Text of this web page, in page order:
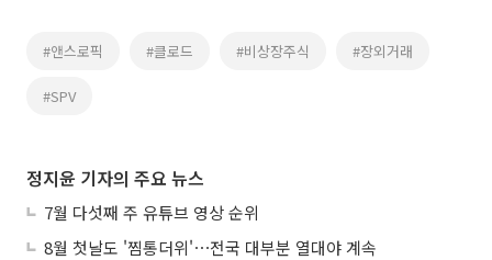
#앤스로픽 #클로드 #비상장주식 #장외거래
#SPV
정지윤 기자의 주요 뉴스
7월 다섯째 주 유튜브 영상 순위
8월 첫날도 '찜통더위'⋯전국 대부분 열대야 계속